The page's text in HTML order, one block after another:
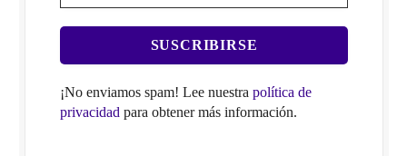
¡No enviamos spam! Lee nuestra política de
privacidad para obtener más información.